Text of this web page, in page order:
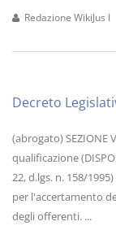
Redazione WikiJus I
Decreto
(abrogato) SEZIONE
qualificazione
22, d.lgs. n. 158/
per l'accertamento
degli offerenti. ...